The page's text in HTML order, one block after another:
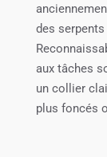
des
aux tâches
un collier
plus foncés